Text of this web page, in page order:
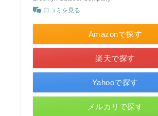
口コミを見る
Amazonで探す
楽天で探す
Yahooで探す
メルカリで探す